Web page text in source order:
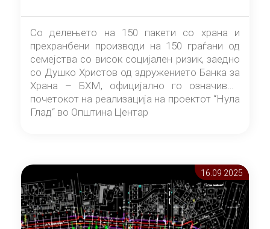
Со делењето на 150 пакети со храна и
прехранбени производи на 150 граѓани од
семејства со висок социјален ризик, заедно
со Душко Христов од здружението Банка за
Храна – БХМ, официјално го означивме
почетокот на реализација на проектот “Нула
Глад“ во Општина Центар
16.09 2025